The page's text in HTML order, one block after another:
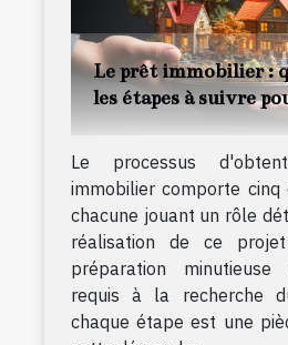
Le prêt immobilier :
les étapes à suivre
Le processus
immobilier comporte cinq
chacune jouant un rôle
réalisation de ce
préparation minutieuse
requis à la recherche
chaque étape est une